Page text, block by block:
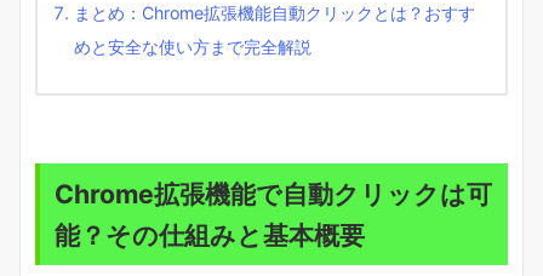
まとめ：Chrome拡張機能自動クリックとは？おすす
めと安全な使い方まで完全解説
Chrome拡張機能で自動クリックは可
能？その仕組みと基本概要